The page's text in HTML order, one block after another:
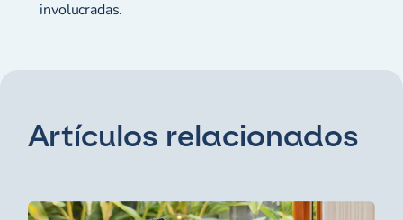
involucradas.
Artículos relacionados